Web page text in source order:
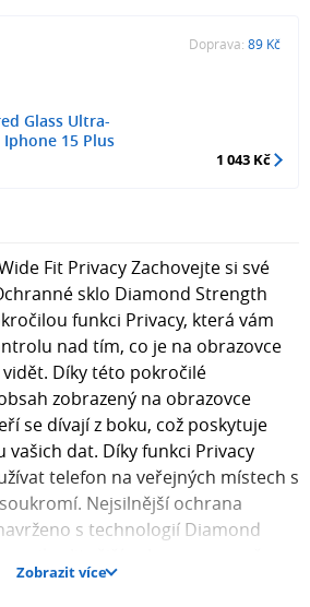
Glass Ultra-
15 Plus
Doprava: 89 Kč
1 043 Kč
Fit Privacy Zachovejte si své
sklo Diamond Strength
funkci Privacy, která vám
nad tím, co je na obrazovce
Díky této pokročilé
zobrazený na obrazovce
se dívají z boku, což poskytuje
dat. Díky funkci Privacy
telefon na veřejných místech s
Nejsilnější ochrana
s technologií Diamond
úroveň ochrany, která je na
Zobrazit více